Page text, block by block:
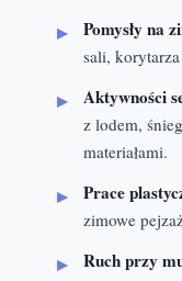
Pomysły na
sali,
Aktywności
z lodem,
materiałami.
Prace
zimowe
Ruch przy